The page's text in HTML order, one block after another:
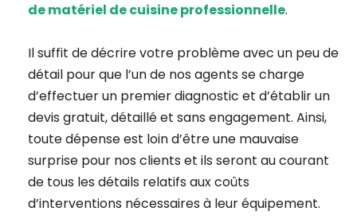
de matériel de cuisine professionnelle.
Il suffit de décrire votre problème avec un peu de
détail pour que l’un de nos agents se charge
d’effectuer un premier diagnostic et d’établir un
devis gratuit, détaillé et sans engagement. Ainsi,
toute dépense est loin d’être une mauvaise
surprise pour nos clients et ils seront au courant
de tous les détails relatifs aux coûts
d’interventions nécessaires à leur équipement.